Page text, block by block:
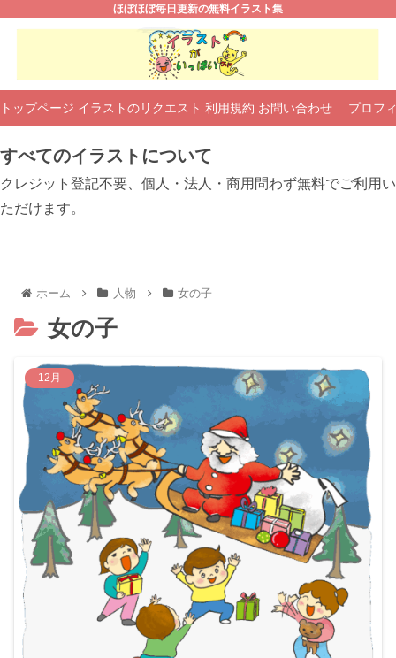
ほぼほぼ毎日更新の無料イラスト集
トップページ イラストのリクエスト 利用規約 お問い合わせ プロフ
すべてのイラストについて
クレジット登記不要、個人・法人・商用問わず無料でご利用い
ただけます。
ホーム 人物 女の子
女の子
12月